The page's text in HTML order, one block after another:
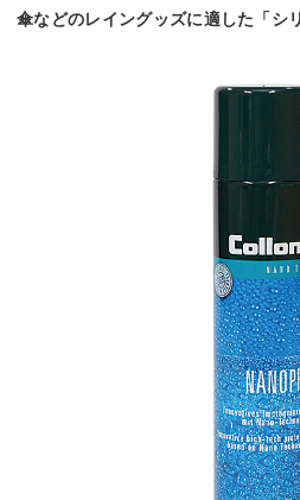
傘などのレイングッズに適した「シ